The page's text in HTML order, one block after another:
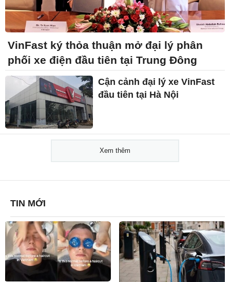
VinFast ký thỏa thuận mở đại lý phân
phối xe điện đầu tiên tại Trung Đông
Cận cảnh đại lý xe VinFast
đầu tiên tại Hà Nội
Xem thêm
TIN MỚI